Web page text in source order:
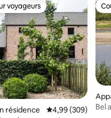
de 223 commentaires : 4,94
les plus appréciés
voyageurs
résidence Évaluation
4,99 (309)
Bel